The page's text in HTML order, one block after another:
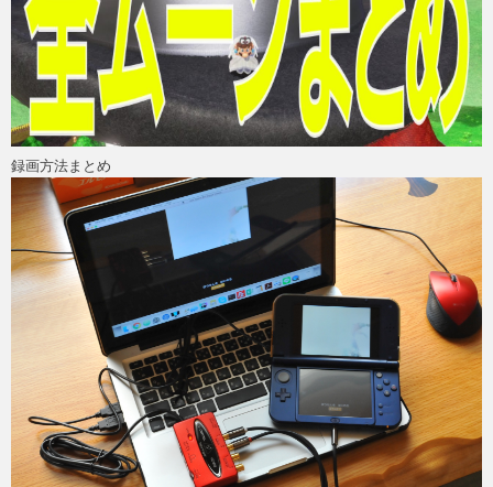
録画方法まとめ